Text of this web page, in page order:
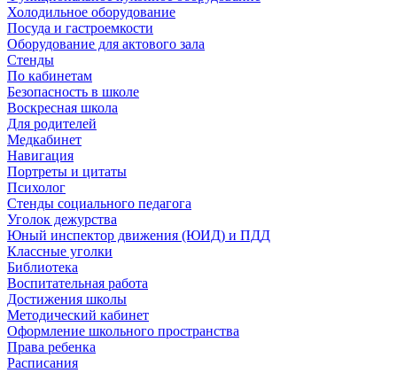
Холодильное оборудование
Посуда и гастроемкости
Оборудование для актового зала
Стенды
По кабинетам
Безопасность в школе
Воскресная школа
Для родителей
Медкабинет
Навигация
Портреты и цитаты
Психолог
Стенды социального педагога
Уголок дежурства
Юный инспектор движения (ЮИД) и ПДД
Классные уголки
Библиотека
Воспитательная работа
Достижения школы
Методический кабинет
Оформление школьного пространства
Права ребенка
Расписания